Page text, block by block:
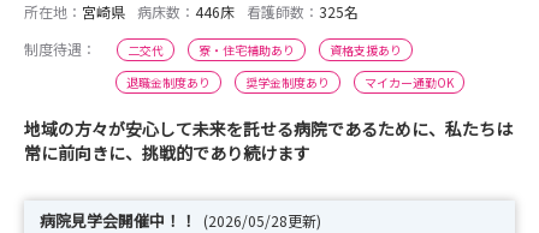
所在地： 宮崎県 病床数： 446床 看護師数： 325名
制度待遇：
二交代 寮・住宅補助あり
資格支援あり
退職金制度あり
奨学金制度あり マイカー通勤OK
地域の方々が安心して未来を託せる病院であるために、私たちは
常に前向きに、挑戦的であり続けます
病院見学会開催中！！ (2026/05/28更新)